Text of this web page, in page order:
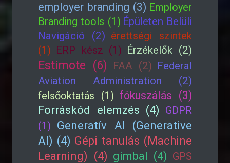
employer branding (3) Employer
Branding tools (1) Épületen Belüli
Navigáció (2) érettségi szintek
(1) ERP kész (1) Érzékelők (2)
Estimote (6) FAA (2) Federal
Aviation Administration (2)
felsőoktatás (1) fókuszálás (3)
Forráskód elemzés (4) GDPR
(1) Generatív AI (Generative
AI) (4) Gépi tanulás (Machine
Learning) (4) gimbal (4) GPS